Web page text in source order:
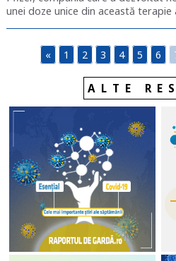
unei doze unice din această terapie
« 1 2 3 4 5 6
ALTE